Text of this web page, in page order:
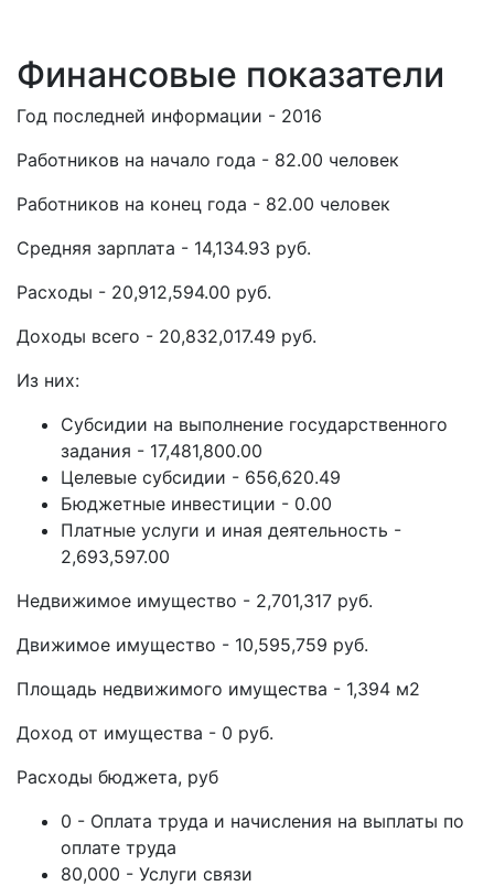
Финансовые показатели
Год последней информации - 2016
Работников на начало года - 82.00 человек
Работников на конец года - 82.00 человек
Средняя зарплата - 14,134.93 руб.
Расходы - 20,912,594.00 руб.
Доходы всего - 20,832,017.49 руб.
Из них:
Субсидии на выполнение государственного
задания - 17,481,800.00
Целевые субсидии - 656,620.49
Бюджетные инвестиции - 0.00
Платные услуги и иная деятельность -
2,693,597.00
Недвижимое имущество - 2,701,317 руб.
Движимое имущество - 10,595,759 руб.
Площадь недвижимого имущества - 1,394 м2
Доход от имущества - 0 руб.
Расходы бюджета, руб
0 - Оплата труда и начисления на выплаты по
оплате труда
80,000 - Услуги связи